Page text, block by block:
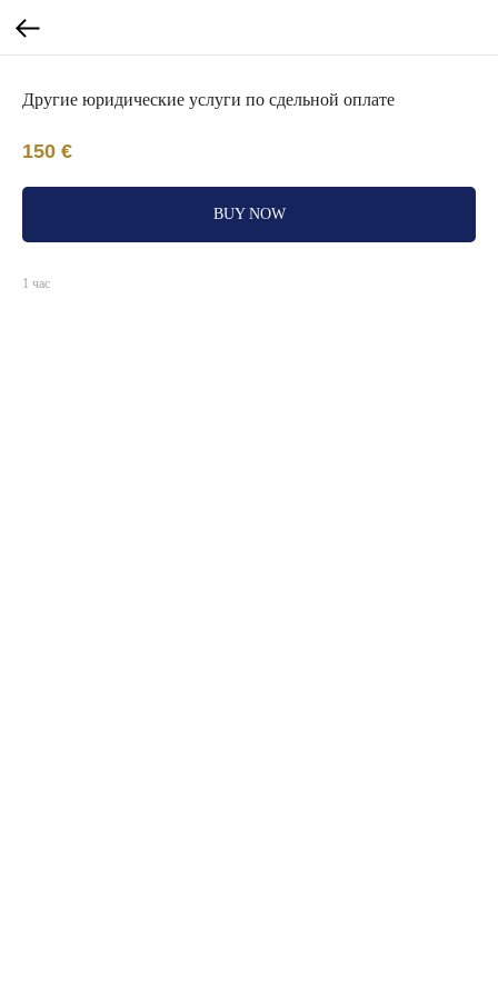
Другие юридические услуги по сдельной оплате
150 €
BUY NOW
1 час